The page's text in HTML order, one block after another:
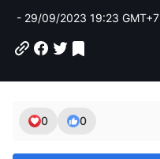
n
t
i
o
- 29/09/2023 19:23 GMT+7
0 0